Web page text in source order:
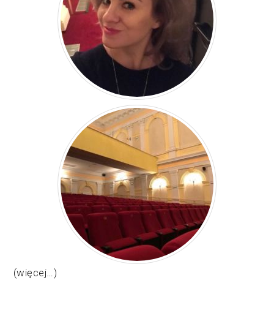
(więcej…)